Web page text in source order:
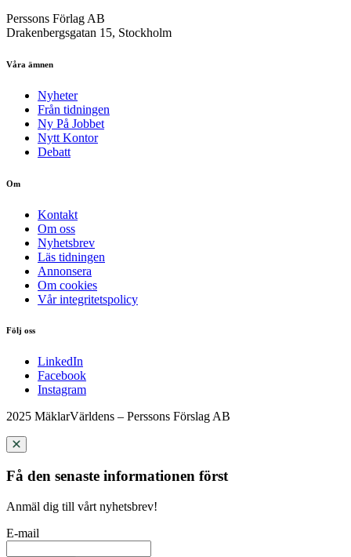
Perssons Förlag AB
Drakenbergsgatan 15, Stockholm
Våra ämnen
Nyheter
Från tidningen
Ny På Jobbet
Nytt Kontor
Debatt
Om
Kontakt
Om oss
Nyhetsbrev
Läs tidningen
Annonsera
Om cookies
Vår integritetspolicy
Följ oss
LinkedIn
Facebook
Instagram
2025 MäklarVärldens – Perssons Förslag AB
Få den senaste informationen först
Anmäl dig till vårt nyhetsbrev!
E-mail